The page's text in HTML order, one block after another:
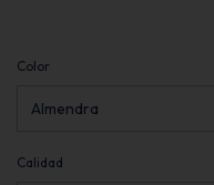
Color
Calidad